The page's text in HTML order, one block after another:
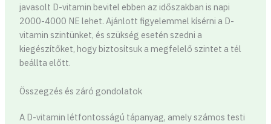
javasolt D-vitamin bevitel ebben az időszakban is napi
2000-4000 NE lehet. Ajánlott figyelemmel kísérni a D-
vitamin szintünket, és szükség esetén szedni a
kiegészítőket, hogy biztosítsuk a megfelelő szintet a tél
beállta előtt.
Összegzés és záró gondolatok
A D-vitamin létfontosságú tápanyag, amely számos testi